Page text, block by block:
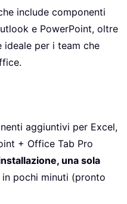
include componenti
e PowerPoint, oltre
ideale per i team che
aggiuntivi per Excel,
+ Office Tab Pro
una sola
pochi minuti (pronto